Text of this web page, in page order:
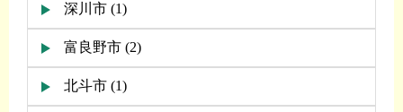
深川市 (1)
富良野市 (2)
北斗市 (1)